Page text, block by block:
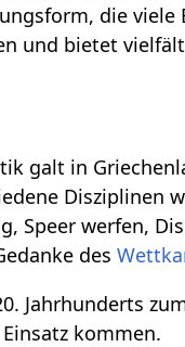
die viele
und bietet
galt in
Disziplinen
Speer werfen,
des
Jahrhunderts
kommen.